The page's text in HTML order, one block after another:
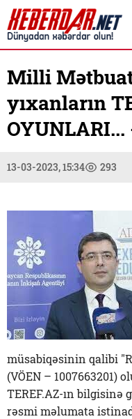
Milli
yıxanların
OYUNLARI...
13-03-2023, 15:34 293
müsabiqəsinin qalibi
(VÖEN – 1007663201)
TEREF.AZ-ın bilgisinə
rəsmi məlumata